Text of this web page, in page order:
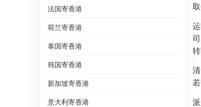
法国寄香港
荷兰寄香港
泰国寄香港
韩国寄香港
新加坡寄香港
意大利寄香港